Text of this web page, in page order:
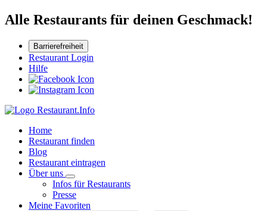
Alle Restaurants für deinen Geschmack!
Barrierefreiheit
Restaurant Login
Hilfe
Home
Restaurant finden
Blog
Restaurant eintragen
Über uns
Infos für Restaurants
Presse
Meine Favoriten